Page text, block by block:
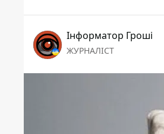
Інформатор Гроші
ЖУРНАЛІСТ